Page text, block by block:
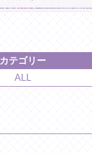
カテゴリー
ALL